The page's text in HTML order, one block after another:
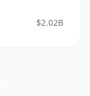
$2.02B